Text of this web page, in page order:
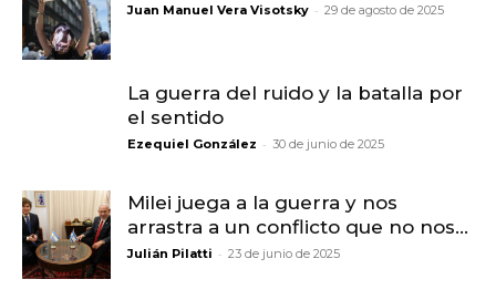
Juan Manuel Vera Visotsky - 29 de agosto de 2025
La guerra del ruido y la batalla por
el sentido
Ezequiel González - 30 de junio de 2025
Milei juega a la guerra y nos
arrastra a un conflicto que no nos...
Julián Pilatti - 23 de junio de 2025